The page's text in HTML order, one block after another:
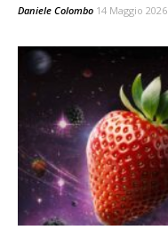
Daniele Colombo 14 Maggio 2026